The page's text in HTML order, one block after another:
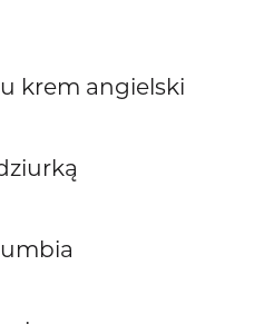
krem angielski